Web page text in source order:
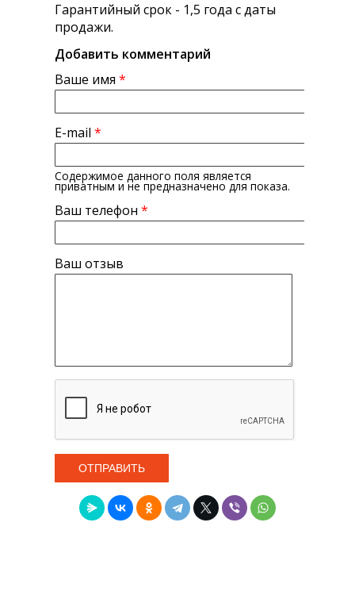
Гарантийный срок - 1,5 года с даты
продажи.
Добавить комментарий
Ваше имя *
E-mail *
Содержимое данного поля является
приватным и не предназначено для показа.
Ваш телефон *
Ваш отзыв